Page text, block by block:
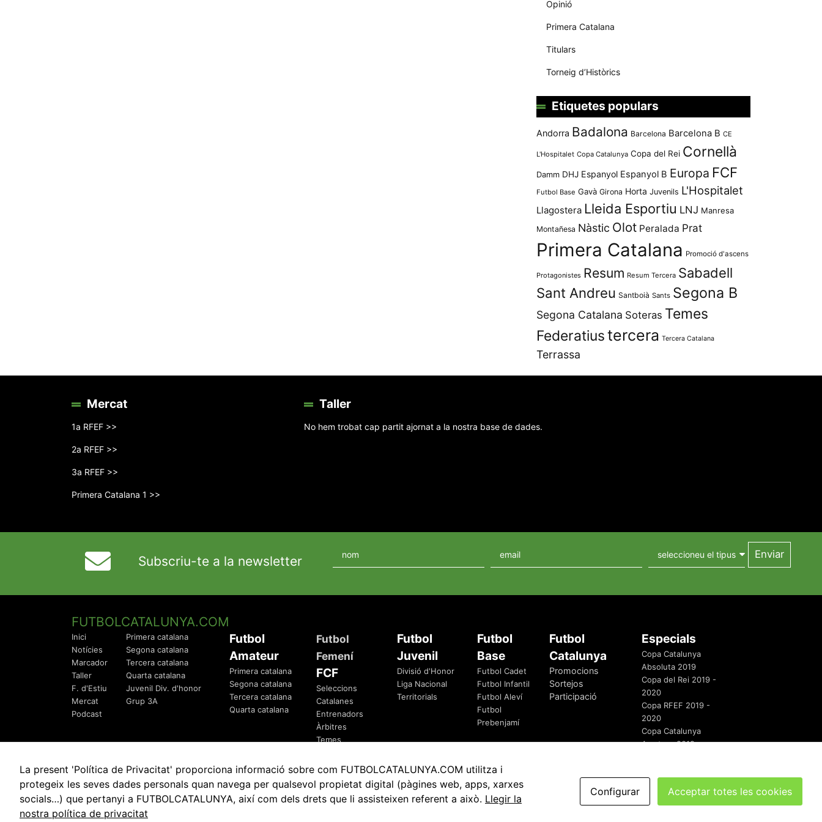
Opinió
Primera Catalana
Titulars
Torneig d’Històrics
Etiquetes populars
Andorra Badalona Barcelona Barcelona B CE
L'Hospitalet Copa Catalunya Copa del Rei Cornellà
Damm DHJ Espanyol Espanyol B Europa FCF
Futbol Base Gavà Girona Horta Juvenils L'Hospitalet
Llagostera Lleida Esportiu LNJ Manresa
Montañesa Nàstic Olot Peralada Prat
Primera Catalana Promoció d'ascens
Protagonistes Resum Resum Tercera Sabadell
Sant Andreu Santboià Sants Segona B
Segona Catalana Soteras Temes
Federatiustercera Tercera Catalana
Terrassa
Mercat
1a RFEF >>
2a RFEF >>
3a RFEF >>
Primera Catalana 1 >>
Taller
No hem trobat cap partit ajornat a la nostra base de dades.
Subscriu-te a la newsletter
FUTBOLCATALUNYA.COM
Inici
Notícies
Marcador
Taller
F. d'Estiu
Mercat
Podcast
Primera catalana
Segona catalana
Tercera catalana
Quarta catalana
Juvenil Div. d'honor
Grup 3A
Futbol
Amateur
Primera catalana
Segona catalana
Tercera catalana
Quarta catalana
Futbol
Femení
FCF
Seleccions
Catalanes
Entrenadors
Àrbitres
Temes
Futbol
Juvenil
Divisió d'Honor
Liga Nacional
Territorials
Futbol
Base
Futbol Cadet
Futbol Infantil
Futbol Aleví
Futbol
Prebenjamí
Futbol
Catalunya
Promocions
Sortejos
Participació
Especials
Copa Catalunya
Absoluta 2019
Copa del Rei 2019 -
2020
Copa RFEF 2019 -
2020
Copa Catalunya
Amateur 2019
© 2010 - 2026 FutbolCatalunya.com Avis Legal Política de Privacitat Política de Cookies redaccio@futbolcatalunya.com
La present 'Política de Privacitat' proporciona informació sobre com FUTBOLCATALUNYA.COM utilitza i
protegeix les seves dades personals quan navega per qualsevol propietat digital (pàgines web, apps, xarxes
socials…) que pertanyi a FUTBOLCATALUNYA, així com dels drets que li assisteixen referent a això. Llegir la
nostra política de privacitat
Configurar Acceptar totes les cookies